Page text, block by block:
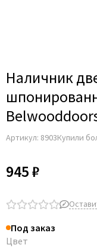
Наличник
Артикул: 8903Купили
945 ₽
Под заказ
Цвет